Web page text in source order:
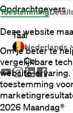
Contact
Toestemming
Deze website
Om je beter te
vergelijkbare
website-ervaring.
toestemming
Opdrachtgevers
Taal
Nederlands
2026 Maandag®